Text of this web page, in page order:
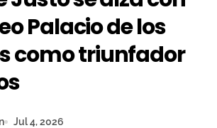
Palacio de los
como triunfador
Jul 4, 2026